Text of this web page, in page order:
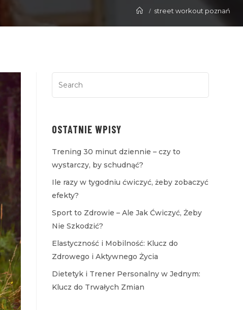
street workout poznań
OSTATNIE WPISY
Trening 30 minut dziennie – czy to
wystarczy, by schudnąć?
Ile razy w tygodniu ćwiczyć, żeby zobaczyć
efekty?
Sport to Zdrowie – Ale Jak Ćwiczyć, Żeby
Nie Szkodzić?
Elastyczność i Mobilność: Klucz do
Zdrowego i Aktywnego Życia
Dietetyk i Trener Personalny w Jednym:
Klucz do Trwałych Zmian